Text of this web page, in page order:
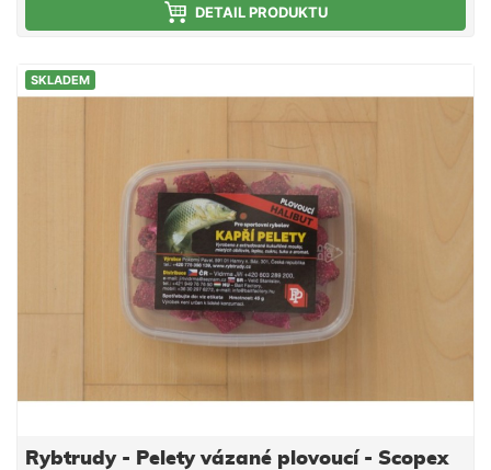
DETAIL PRODUKTU
SKLADEM
Rybtrudy - Pelety vázané plovoucí - Scopex